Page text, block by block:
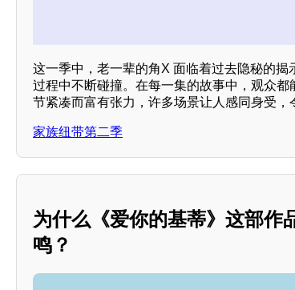
这一季中，老一辈的角X 面临着过去隐秘的
过程中不断碰撞。在每一集的故事中，观众
节紧凑而富有张力，许多场景让人感同身受，
家族纽带第二季
为什么《爱你的基蒂》这部作
鸣？